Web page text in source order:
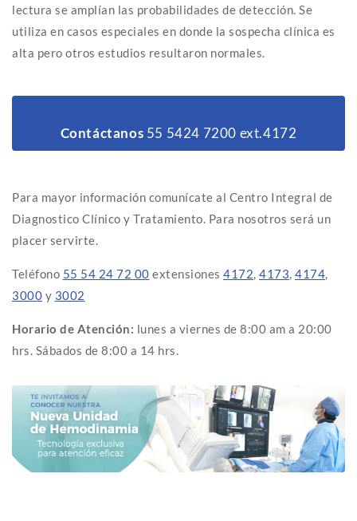
lectura se amplían las probabilidades de detección. Se
utiliza en casos especiales en donde la sospecha clínica es
alta pero otros estudios resultaron normales.
Contáctanos 55 5424 7200 ext.4172
Para mayor información comunícate al Centro Integral de
Diagnostico Clínico y Tratamiento. Para nosotros será un
placer servirte.
Teléfono 55 54 24 72 00 extensiones 4172, 4173, 4174,
3000 y 3002
Horario de Atención: lunes a viernes de 8:00 am a 20:00
hrs. Sábados de 8:00 a 14 hrs.